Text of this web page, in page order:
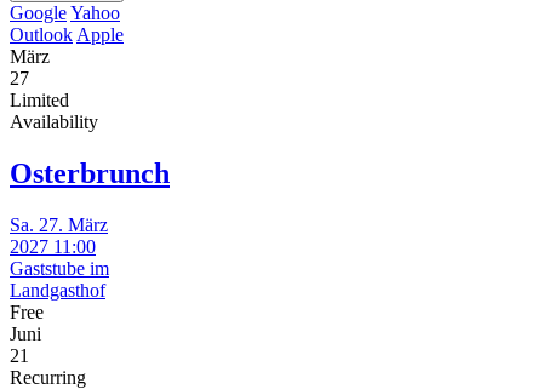
GoogleYahoo
Outlook Apple
März
27
Limited
Availability
Osterbrunch
Sa. 27. März
2027 11:00
Gaststube im
Landgasthof
Free
Juni
21
Recurring